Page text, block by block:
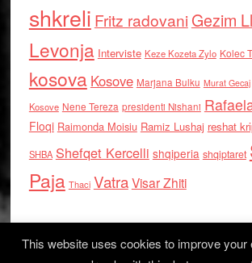
shkreli Fritz radovaniGezim
Levonja Interviste Keze Kozeta Zylo Kolec
kosova Kosove Marjana Bulku Murat Gecaj
Kosove Nene Tereza presidenti Nishani
Floqi Raimonda Moisiu Ramiz Lushaj reshat
SHBA Shefqet Kercelli shqiperia shqiptaret
Paja Thaci VatraVisar Zhiti
This website uses cookies to improve your